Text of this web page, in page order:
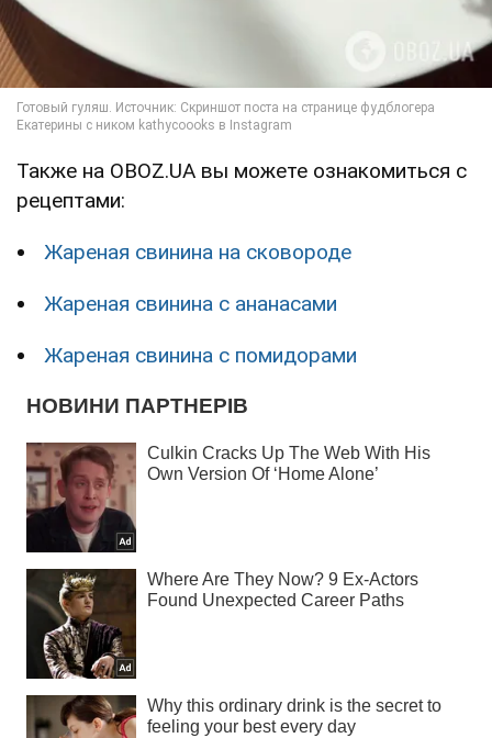
Также на OBOZ.UA вы можете ознакомиться с
рецептами:
Жареная свинина на сковороде
Жареная свинина с ананасами
Жареная свинина с помидорами